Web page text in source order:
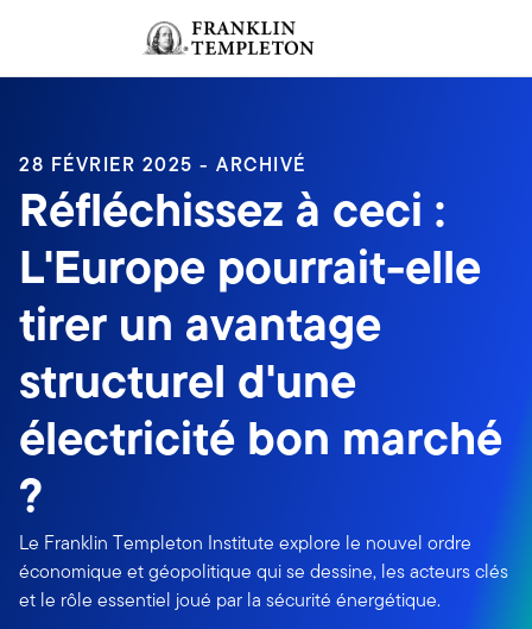
Header menu toggle
Ouverture de session
28 FÉVRIER 2025 - ARCHIVÉ
Réfléchissez à ceci :
L'Europe pourrait-elle
tirer un avantage
structurel d'une
électricité bon marché
?
Le Franklin Templeton Institute explore le nouvel ordre
économique et géopolitique qui se dessine, les acteurs clés
et le rôle essentiel joué par la sécurité énergétique.